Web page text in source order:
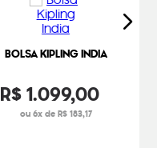
BOLSA KIPLING INDIA
R$1.099,00
ou 6x de R$ 183,17